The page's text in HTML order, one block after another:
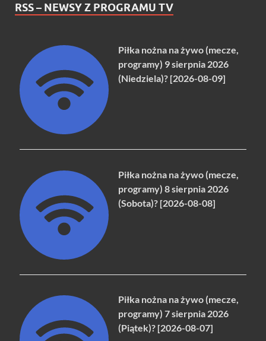
RSS – NEWSY Z PROGRAMU TV
Piłka nożna na żywo (mecze,
programy) 9 sierpnia 2026
(Niedziela)? [2026-08-09]
Piłka nożna na żywo (mecze,
programy) 8 sierpnia 2026
(Sobota)? [2026-08-08]
Piłka nożna na żywo (mecze,
programy) 7 sierpnia 2026
(Piątek)? [2026-08-07]